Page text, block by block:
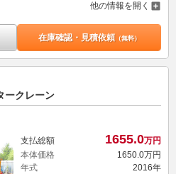
他の情報を開く
在庫確認・見積依頼（無料）
ークレーン
支払総額 1655.0万円
本体価格
1650.0万円
年式
2016年